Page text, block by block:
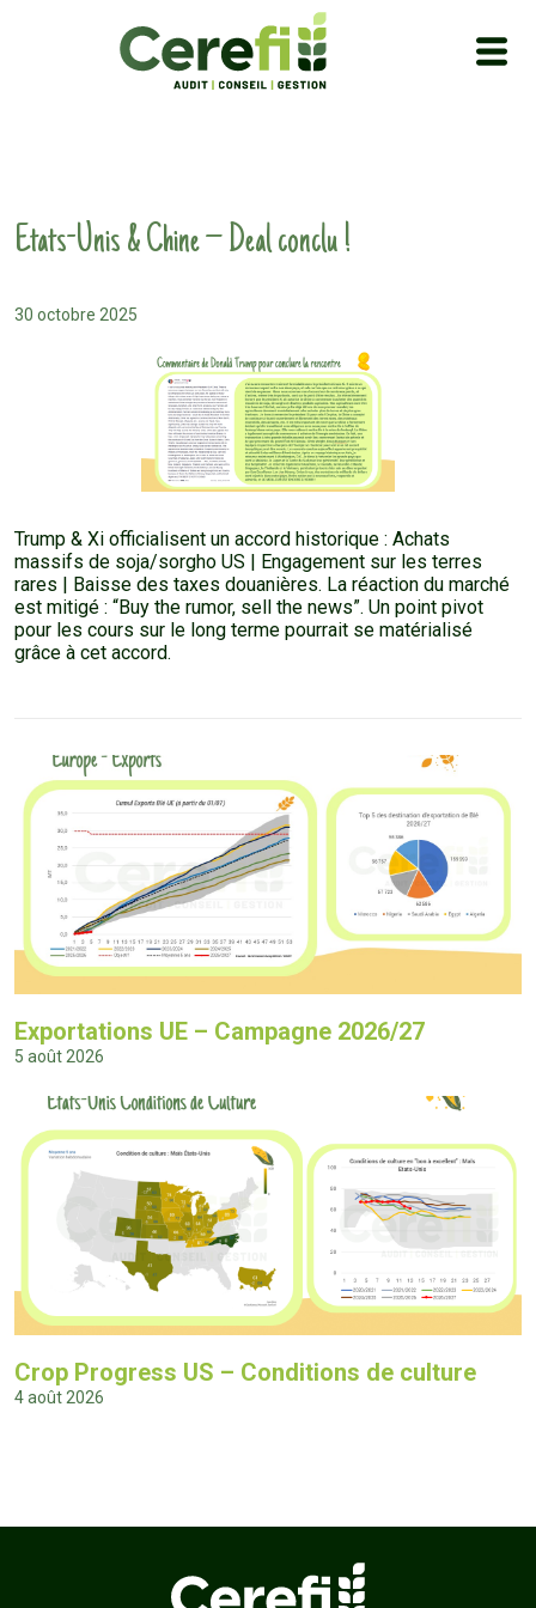
Etats-Unis & Chine – Deal conclu !
30 octobre 2025
Trump & Xi officialisent un accord historique : Achats
massifs de soja/sorgho US | Engagement sur les terres
rares | Baisse des taxes douanières. La réaction du marché
est mitigé : “Buy the rumor, sell the news”. Un point pivot
pour les cours sur le long terme pourrait se matérialisé
grâce à cet accord.
Exportations UE – Campagne 2026/27
5 août 2026
Crop Progress US – Conditions de culture
4 août 2026